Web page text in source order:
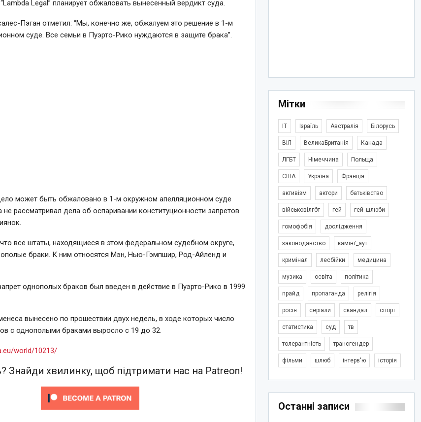
Legal” планирует обжаловать вынесенный вердикт суда.
Пэган отметил: “Мы, конечно же, обжалуем это решение в 1-м
суде. Все семьи в Пуэрто-Рико нуждаются в защите брака”.
может быть обжаловано в 1-м окружном апелляционном суде
рассматривал дела об оспаривании конституционности запретов
все штаты, находящиеся в этом федеральном судебном округе,
браки. К ним относятся Мэн, Нью-Гэмпшир, Род-Айленд и
однополых браков был введен в действие в Пуэрто-Рико в 1999
вынесено по прошествии двух недель, в ходе которых число
с однополыми браками выросло с 19 до 32.
world/10213/
Знайди хвилинку, щоб підтримати нас на Patreon!
Мітки
IT Ізраїль Австралія Білорусь
ВІЛ ВеликаБританія Канада
ЛГБТ Німеччина Польща
США Україна Франція
активізм актори батьківство
військовілгбт гей гей_шлюби
гомофобія дослідження
законодавство камінґ_аут
кримінал лесбійки медицина
музика освіта політика
прайд пропаганда релігія
росія серіали скандал спорт
статистика суд тв
толерантність трансгендер
фільми шлюб інтерв'ю історія
Останні записи